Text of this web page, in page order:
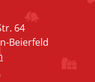
64
Beierfeld